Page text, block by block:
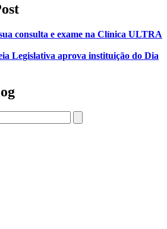
consulta e exame na Clínica ULTRA
Legislativa aprova instituição do Dia